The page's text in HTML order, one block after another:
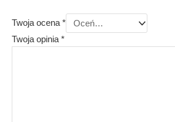
Twoja ocena*
Twoja opinia *